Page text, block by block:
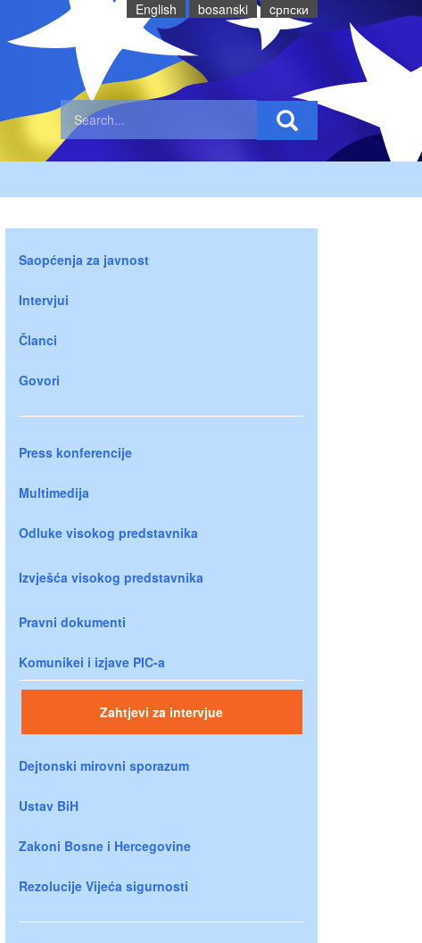
English bosanski cрпски
Saopćenja za javnost
Intervjui
Članci
Govori
Press konferencije
Multimedija
Odluke visokog predstavnika
Izvješća visokog predstavnika
Pravni dokumenti
Komunikei i izjave PIC-a
Zahtjevi za intervjue
Dejtonski mirovni sporazum
Ustav BiH
Zakoni Bosne i Hercegovine
Rezolucije Vijeća sigurnosti